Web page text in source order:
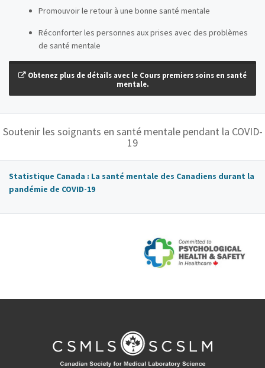
Promouvoir le retour à une bonne santé mentale
Réconforter les personnes aux prises avec des problèmes
de santé mentale
Obtenez plus de détails avec le Cours premiers soins en santé
mentale.
Soutenir les soignants en santé mentale pendant la COVID-
19
Statistique Canada : La santé mentale des Canadiens durant la
pandémie de COVID-19